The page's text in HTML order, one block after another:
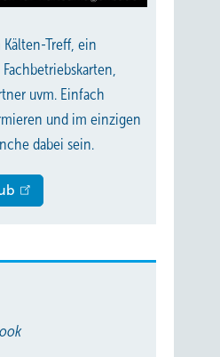
Kälten-Treff, ein
Fachbetriebskarten,
uvm. Einfach
und im einzigen
dabei sein.